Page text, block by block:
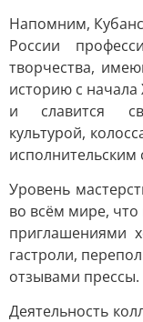
Напомним,
России
творчества,
историю с начала
и славится
культурой,
исполнительским
Уровень
во всём мире,
приглашениями
гастроли,
отзывами прессы.
Деятельность